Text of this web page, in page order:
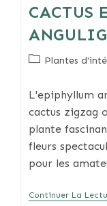
CACTUS
PostPlantes
L'epiphyllum
cactus zigzag
plante
fleurs
pour les
Continuer La